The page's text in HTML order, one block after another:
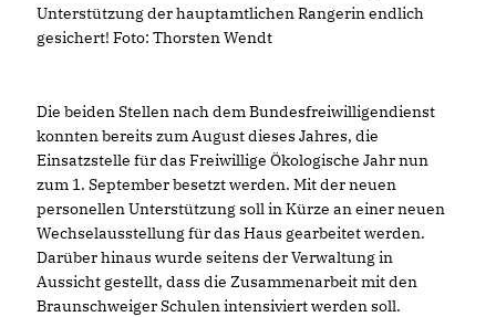
Unterstützung der hauptamtlichen Rangerin endlich
gesichert! Foto: Thorsten Wendt
Die beiden Stellen nach dem Bundesfreiwilligendienst
konnten bereits zum August dieses Jahres, die
Einsatzstelle für das Freiwillige Ökologische Jahr nun
zum 1. September besetzt werden. Mit der neuen
personellen Unterstützung soll in Kürze an einer neuen
Wechselausstellung für das Haus gearbeitet werden.
Darüber hinaus wurde seitens der Verwaltung in
Aussicht gestellt, dass die Zusammenarbeit mit den
Braunschweiger Schulen intensiviert werden soll.